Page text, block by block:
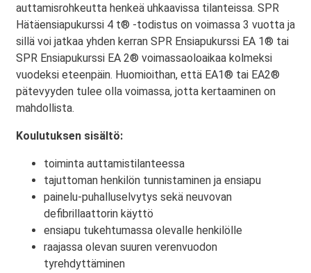
auttamisrohkeutta henkeä uhkaavissa tilanteissa. SPR
Hätäensiapukurssi 4 t® -todistus on voimassa 3 vuotta ja
sillä voi jatkaa yhden kerran SPR Ensiapukurssi EA 1® tai
SPR Ensiapukurssi EA 2® voimassaoloaikaa kolmeksi
vuodeksi eteenpäin. Huomioithan, että EA1® tai EA2®
pätevyyden tulee olla voimassa, jotta kertaaminen on
mahdollista.
Koulutuksen sisältö:
toiminta auttamistilanteessa
tajuttoman henkilön tunnistaminen ja ensiapu
painelu-puhalluselvytys sekä neuvovan
defibrillaattorin käyttö
ensiapu tukehtumassa olevalle henkilölle
raajassa olevan suuren verenvuodon
tyrehdyttäminen